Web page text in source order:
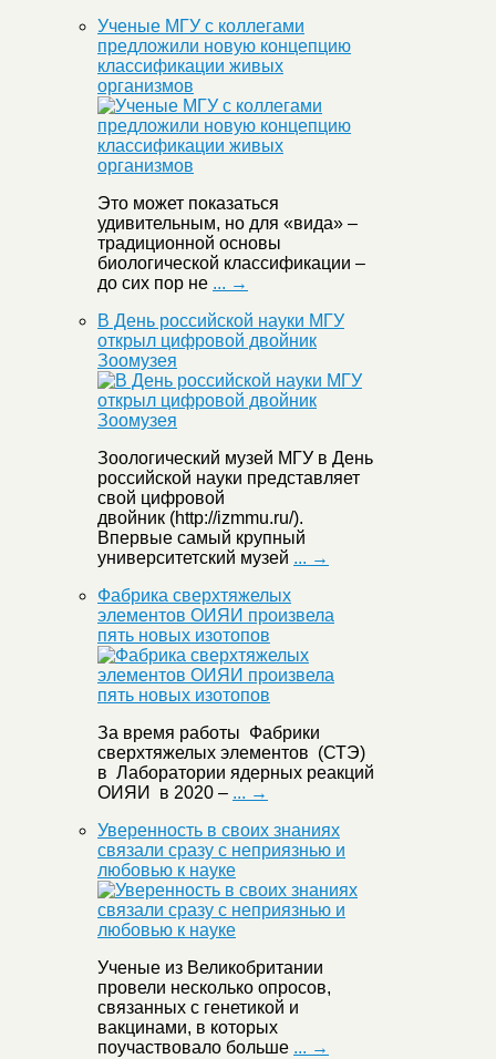
Ученые МГУ с коллегами
предложили новую концепцию
классификации живых
организмов
Это может показаться
удивительным, но для «вида» –
традиционной основы
биологической классификации –
до сих пор не ... →
В День российской науки МГУ
открыл цифровой двойник
Зоомузея
Зоологический музей МГУ в День
российской науки представляет
свой цифровой
двойник (http://izmmu.ru/).
Впервые самый крупный
университетский музей ... →
Фабрика сверхтяжелых
элементов ОИЯИ произвела
пять новых изотопов
За время работы Фабрики
сверхтяжелых элементов (СТЭ)
в Лаборатории ядерных реакций
ОИЯИ в 2020 – ... →
Уверенность в своих знаниях
связали сразу с неприязнью и
любовью к науке
Ученые из Великобритании
провели несколько опросов,
связанных с генетикой и
вакцинами, в которых
поучаствовало больше ... →